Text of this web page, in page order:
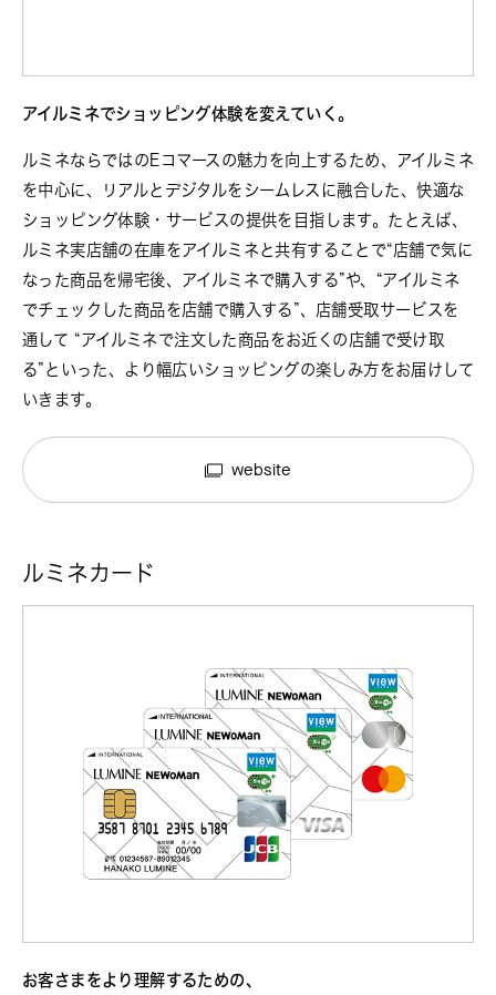
アイルミネでショッピング体験を変えていく。
ルミネならではのEコマースの魅力を向上するため、アイルミネ
を中心に、リアルとデジタルをシームレスに融合した、快適な
ショッピング体験・サービスの提供を目指します。たとえば、
ルミネ実店舗の在庫をアイルミネと共有することで“店舗で気に
なった商品を帰宅後、アイルミネで購入する”や、“アイルミネ
でチェックした商品を店舗で購入する”、店舗受取サービスを
通して “アイルミネで注文した商品をお近くの店舗で受け取
る”といった、より幅広いショッピングの楽しみ方をお届けして
いきます。
website
ルミネカード
お客さまをより理解するための、